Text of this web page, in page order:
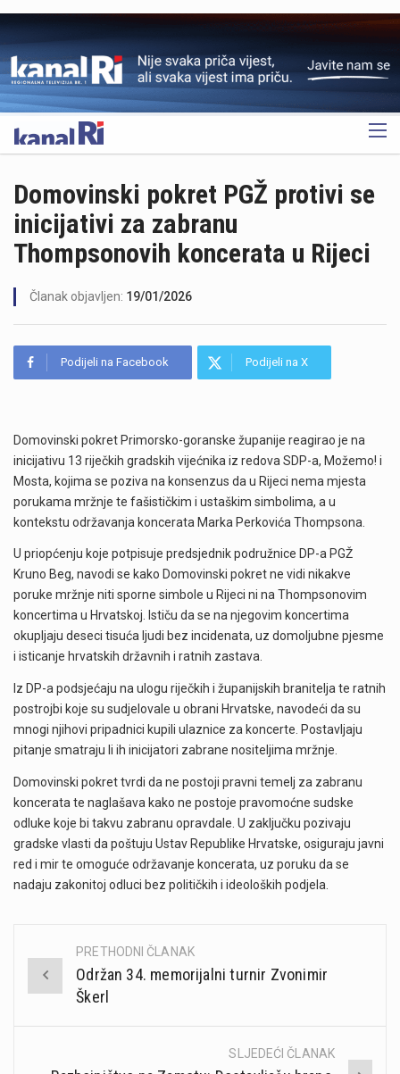
OGLAS
Domovinski pokret PGŽ protivi se
inicijativi za zabranu
Thompsonovih koncerata u Rijeci
Članak objavljen: 19/01/2026
Podijeli na Facebook Podijeli na X
Domovinski pokret Primorsko-goranske županije reagirao je na
inicijativu 13 riječkih gradskih vijećnika iz redova SDP-a, Možemo! i
Mosta, kojima se poziva na konsenzus da u Rijeci nema mjesta
porukama mržnje te fašističkim i ustaškim simbolima, a u
kontekstu održavanja koncerata Marka Perkovića Thompsona.
U priopćenju koje potpisuje predsjednik podružnice DP-a PGŽ
Kruno Beg, navodi se kako Domovinski pokret ne vidi nikakve
poruke mržnje niti sporne simbole u Rijeci ni na Thompsonovim
koncertima u Hrvatskoj. Ističu da se na njegovim koncertima
okupljaju deseci tisuća ljudi bez incidenata, uz domoljubne pjesme
i isticanje hrvatskih državnih i ratnih zastava.
Iz DP-a podsjećaju na ulogu riječkih i županijskih branitelja te ratnih
postrojbi koje su sudjelovale u obrani Hrvatske, navodeći da su
mnogi njihovi pripadnici kupili ulaznice za koncerte. Postavljaju
pitanje smatraju li ih inicijatori zabrane nositeljima mržnje.
Domovinski pokret tvrdi da ne postoji pravni temelj za zabranu
koncerata te naglašava kako ne postoje pravomoćne sudske
odluke koje bi takvu zabranu opravdale. U zaključku pozivaju
gradske vlasti da poštuju Ustav Republike Hrvatske, osiguraju javni
red i mir te omoguće održavanje koncerata, uz poruku da se
nadaju zakonitoj odluci bez političkih i ideoloških podjela.
Post
navigation
PRETHODNI ČLANAK
Održan 34. memorijalni turnir Zvonimir
Škerl
SLJEDEĆI ČLANAK